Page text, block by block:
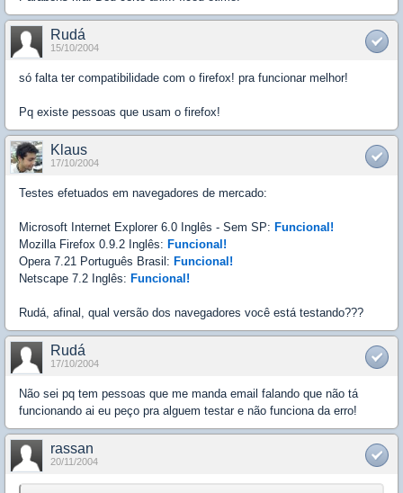
Rudá
15/10/2004
só falta ter compatibilidade com o firefox! pra funcionar melhor!
Pq existe pessoas que usam o firefox!
Klaus
17/10/2004
Testes efetuados em navegadores de mercado:
Microsoft Internet Explorer 6.0 Inglês - Sem SP: Funcional!
Mozilla Firefox 0.9.2 Inglês: Funcional!
Opera 7.21 Português Brasil: Funcional!
Netscape 7.2 Inglês: Funcional!
Rudá, afinal, qual versão dos navegadores você está testando???
Rudá
17/10/2004
Não sei pq tem pessoas que me manda email falando que não tá
funcionando ai eu peço pra alguem testar e não funciona da erro!
rassan
20/11/2004